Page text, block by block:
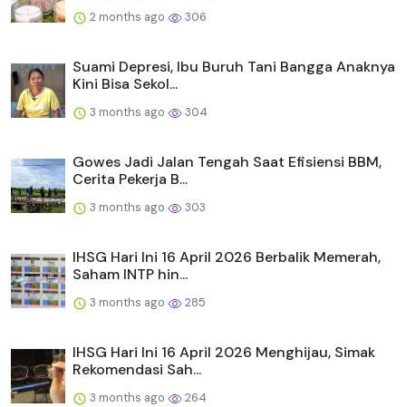
2 months ago 306
Suami Depresi, Ibu Buruh Tani Bangga Anaknya
Kini Bisa Sekol...
3 months ago 304
Gowes Jadi Jalan Tengah Saat Efisiensi BBM,
Cerita Pekerja B...
3 months ago 303
IHSG Hari Ini 16 April 2026 Berbalik Memerah,
Saham INTP hin...
3 months ago 285
IHSG Hari Ini 16 April 2026 Menghijau, Simak
Rekomendasi Sah...
3 months ago 264